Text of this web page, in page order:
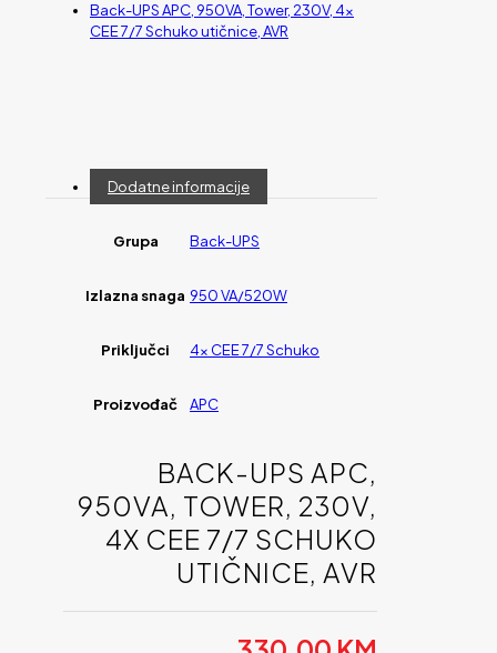
Back-UPS APC, 950VA, Tower, 230V, 4x
CEE 7/7 Schuko utičnice, AVR
Dodatne informacije
Grupa Back-UPS
Izlazna snaga 950 VA/520W
Priključci 4x CEE 7/7 Schuko
Proizvođač APC
BACK-UPS APC,
950VA, TOWER, 230V,
4X CEE 7/7 SCHUKO
UTIČNICE, AVR